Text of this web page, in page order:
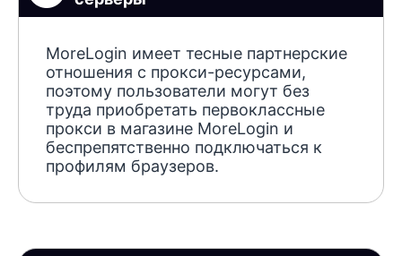
MoreLogin имеет тесные партнерские
отношения с прокси-ресурсами,
поэтому пользователи могут без
труда приобретать первоклассные
прокси в магазине MoreLogin и
беспрепятственно подключаться к
профилям браузеров.